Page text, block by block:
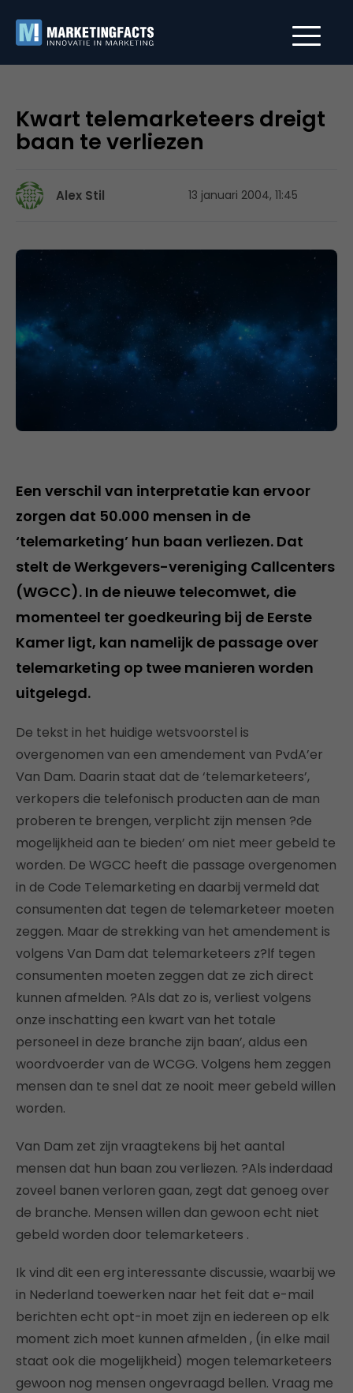
Kwart telemarketeers dreigt
baan te verliezen
Alex Stil 13 januari 2004, 11:45
Een verschil van interpretatie kan ervoor
zorgen dat 50.000 mensen in de
‘telemarketing’ hun baan verliezen. Dat
stelt de Werkgevers-vereniging Callcenters
(WGCC). In de nieuwe telecomwet, die
momenteel ter goedkeuring bij de Eerste
Kamer ligt, kan namelijk de passage over
telemarketing op twee manieren worden
uitgelegd.
De tekst in het huidige wetsvoorstel is
overgenomen van een amendement van PvdA’er
Van Dam. Daarin staat dat de ‘telemarketeers’,
verkopers die telefonisch producten aan de man
proberen te brengen, verplicht zijn mensen ?de
mogelijkheid aan te bieden’ om niet meer gebeld te
worden. De WGCC heeft die passage overgenomen
in de Code Telemarketing en daarbij vermeld dat
consumenten dat tegen de telemarketeer moeten
zeggen. Maar de strekking van het amendement is
volgens Van Dam dat telemarketeers z?lf tegen
consumenten moeten zeggen dat ze zich direct
kunnen afmelden. ?Als dat zo is, verliest volgens
onze inschatting een kwart van het totale
personeel in deze branche zijn baan’, aldus een
woordvoerder van de WCGG. Volgens hem zeggen
mensen dan te snel dat ze nooit meer gebeld willen
worden.
Van Dam zet zijn vraagtekens bij het aantal
mensen dat hun baan zou verliezen. ?Als inderdaad
zoveel banen verloren gaan, zegt dat genoeg over
de branche. Mensen willen dan gewoon echt niet
gebeld worden door telemarketeers .
Ik vind dit een erg interessante discussie, waarbij we
in Nederland toewerken naar het feit dat e-mail
berichten echt opt-in moet zijn en iedereen op elk
moment zich moet kunnen afmelden , (in elke mail
staat ook die mogelijkheid) mogen telemarketeers
gewoon nog mensen ongevraagd bellen. Vraag me